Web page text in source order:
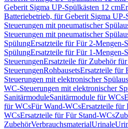
Geberit Sigma UP-Spülkästen 12 cm
Batteriebetrieb, für Geberit Sigma UP-
Steuerungen mit pneumatischer
Steuerungen mit pneumatischer
SpülungErsatzteile für Für 2-Mengen-
SpülungErsatzteile für Für 1-Mengen-
SteuerungenErsatzteile für Zubehör
SteuerungenRohbausetsErsatzteile für
Steuerungen mit elektronischer
WC-Steuerungen mit elektronischer
SanitärmoduleSanitärmodule für WCs
für WCsFür Wand-WCsErsatzteile für
WCsErsatzteile für Für Stand-WCs
ZubehörVerbrauchsmaterialUrinale